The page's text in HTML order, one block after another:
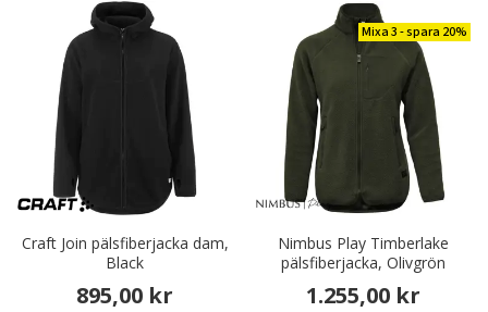
Craft Join pälsfiberjacka dam,
Black
895,00 kr
Mixa 3 - spara 20%
Nimbus Play Timberlake
pälsfiberjacka, Olivgrön
1.255,00 kr